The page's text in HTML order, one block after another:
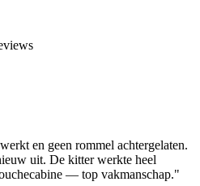
en geen rommel achtergelaten.
uit. De kitter werkte heel
— top vakmanschap."